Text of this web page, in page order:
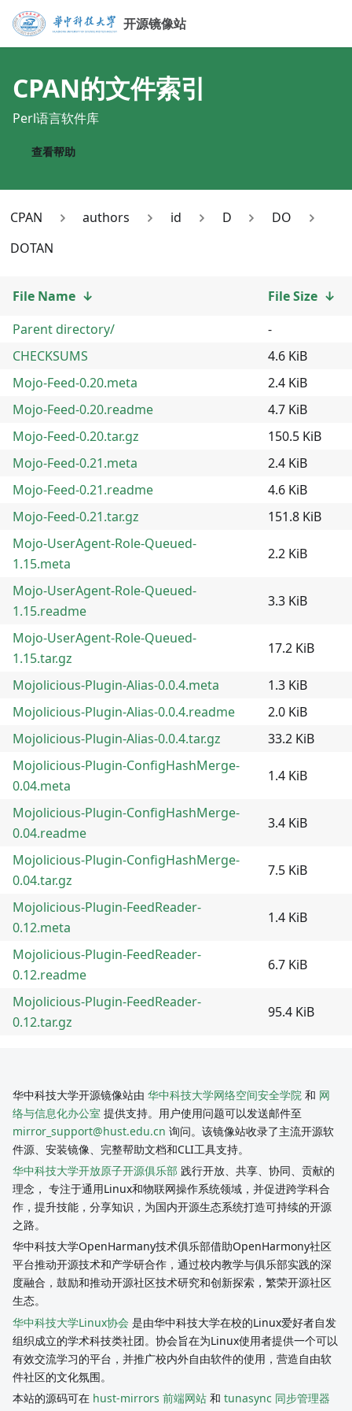
开源镜像站
CPAN的文件索引
Perl语言软件库
查看帮助
CPAN authors id D
DO
DOTAN
File Name ↓ File Size ↓
Parent directory/
-
CHECKSUMS
4.6 KiB
Mojo-Feed-0.20.meta
2.4 KiB
Mojo-Feed-0.20.readme
4.7 KiB
Mojo-Feed-0.20.tar.gz
150.5 KiB
Mojo-Feed-0.21.meta
2.4 KiB
Mojo-Feed-0.21.readme
4.6 KiB
Mojo-Feed-0.21.tar.gz
151.8 KiB
Mojo-UserAgent-Role-Queued-
1.15.meta
2.2 KiB
Mojo-UserAgent-Role-Queued-
1.15.readme
3.3 KiB
Mojo-UserAgent-Role-Queued-
1.15.tar.gz
17.2 KiB
Mojolicious-Plugin-Alias-0.0.4.meta
1.3 KiB
Mojolicious-Plugin-Alias-0.0.4.readme
2.0 KiB
Mojolicious-Plugin-Alias-0.0.4.tar.gz
33.2 KiB
Mojolicious-Plugin-ConfigHashMerge-
0.04.meta
1.4 KiB
Mojolicious-Plugin-ConfigHashMerge-
0.04.readme
3.4 KiB
Mojolicious-Plugin-ConfigHashMerge-
0.04.tar.gz
7.5 KiB
Mojolicious-Plugin-FeedReader-
0.12.meta
1.4 KiB
Mojolicious-Plugin-FeedReader-
0.12.readme
6.7 KiB
Mojolicious-Plugin-FeedReader-
0.12.tar.gz
95.4 KiB
华中科技大学开源镜像站由 华中科技大学网络空间安全学院 和 网
络与信息化办公室 提供支持。用户使用问题可以发送邮件至
mirror_support@hust.edu.cn 询问。该镜像站收录了主流开源软
件源、安装镜像、完整帮助文档和CLI工具支持。
华中科技大学开放原子开源俱乐部 践行开放、共享、协同、贡献的
理念， 专注于通用Linux和物联网操作系统领域，并促进跨学科合
作，提升技能，分享知识，为国内开源生态系统打造可持续的开源
之路。
华中科技大学OpenHarmany技术俱乐部借助OpenHarmony社区
平台推动开源技术和产学研合作，通过校内教学与俱乐部实践的深
度融合，鼓励和推动开源社区技术研究和创新探索，繁荣开源社区
生态。
华中科技大学Linux协会 是由华中科技大学在校的Linux爱好者自发
组织成立的学术科技类社团。协会旨在为Linux使用者提供一个可以
有效交流学习的平台，并推广校内外自由软件的使用，营造自由软
件社区的文化氛围。
本站的源码可在 hust-mirrors 前端网站 和 tunasync 同步管理器